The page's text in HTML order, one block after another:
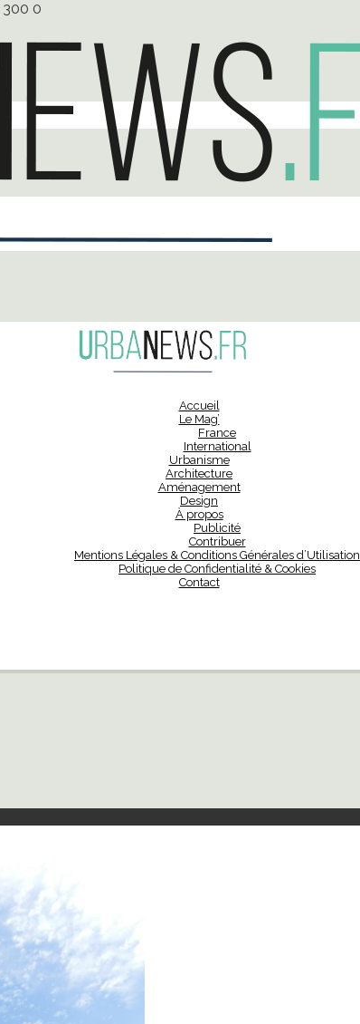
300 0
Accueil
Le Mag’
France
International
Urbanisme
Architecture
Aménagement
Design
À propos
Publicité
Contribuer
Mentions Légales & Conditions Générales d’Utilisation
Politique de Confidentialité & Cookies
Contact